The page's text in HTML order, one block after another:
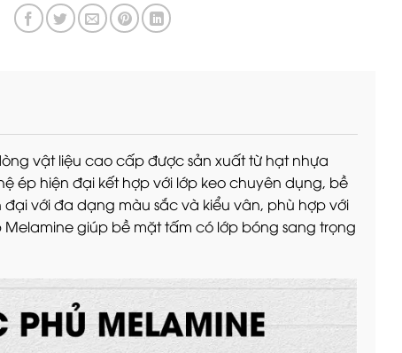
vật liệu cao cấp được sản xuất từ hạt nhựa
ép hiện đại kết hợp với lớp keo chuyên dụng, bề
với đa dạng màu sắc và kiểu vân, phù hợp với
giúp bề mặt tấm có lớp bóng sang trọng